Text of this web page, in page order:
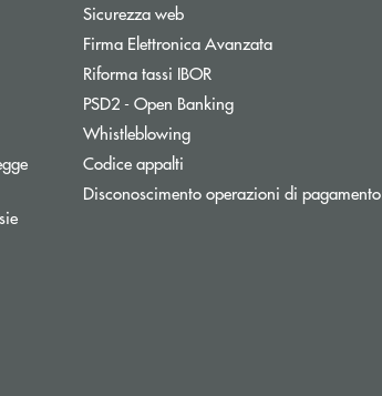
una nuova finestra
Apre una nuova finestra
Sicurezza web
Firma Elettronica Avanzata
Riforma tassi IBOR
PSD2 - Open Banking
Whistleblowing
Codice appalti
Disconoscimento operazioni di pagamento
l’app di posta elettronica)
l’app di posta elettronica)